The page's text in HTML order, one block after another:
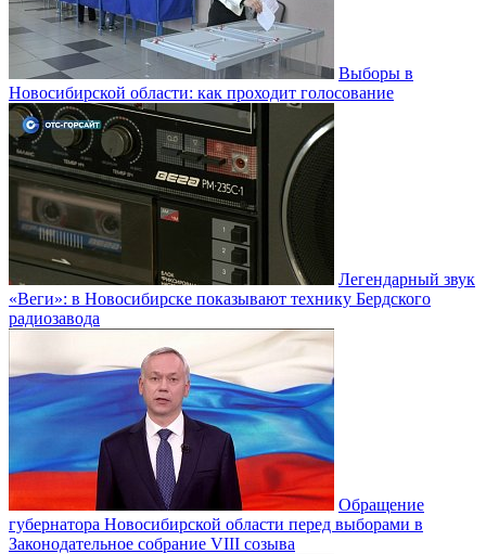
Выборы в
Новосибирской области: как проходит голосование
Легендарный звук
«Веги»: в Новосибирске показывают технику Бердского
радиозавода
Обращение
губернатора Новосибирской области перед выборами в
Законодательное собрание VIII созыва